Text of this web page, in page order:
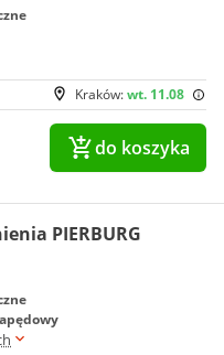
Kraków:wt. 11.08
do koszyka
PIERBURG